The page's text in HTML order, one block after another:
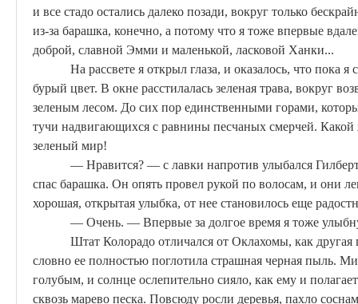
и все стадо остались далеко позади, вокруг только
из-за барашка, конечно, а потому что я тоже впервые
доброй, славной Эмми и маленькой, ласковой Ханки...
На рассвете я открыл глаза, и оказалось, что пока
бурый цвет. В окне расстилалась зеленая трава, вокруг
зеленым лесом. До сих пор единственными горами,
тучи надвигающихся с равнины песчаных смерчей.
зеленый мир!
— Нравится? — с лавкинапротив улыбался
спас барашка. Он опять провел рукой по волосам, и они
хорошая, открытая улыбка, от нее становилось еще
— Очень. — Впервые за долгое время я тоже
Штат Колорадо отличался от Оклахомы, как другая
словно ее полностью поглотила страшная черная пыль.
голубым, и солнце ослепительно сияло, как ему и
сквозь марево песка. Повсюду росли деревья, пахло